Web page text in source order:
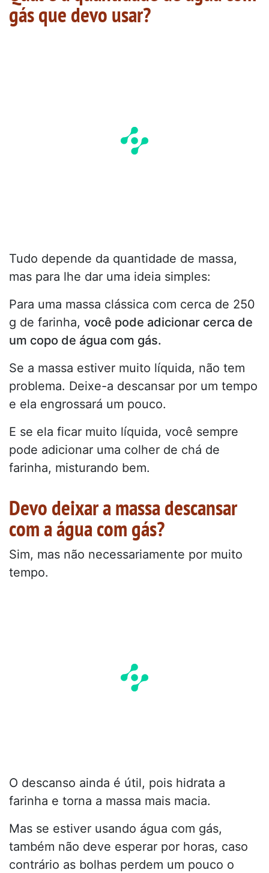
gás que devo usar?
Tudo depende da quantidade de massa,
mas para lhe dar uma ideia simples:
Para uma massa clássica com cerca de 250
g de farinha, você pode adicionar cerca de
um copo de água com gás.
Se a massa estiver muito líquida, não tem
problema. Deixe-a descansar por um tempo
e ela engrossará um pouco.
E se ela ficar muito líquida, você sempre
pode adicionar uma colher de chá de
farinha, misturando bem.
Devo deixar a massa descansar
com a água com gás?
Sim, mas não necessariamente por muito
tempo.
O descanso ainda é útil, pois hidrata a
farinha e torna a massa mais macia.
Mas se estiver usando água com gás,
também não deve esperar por horas, caso
contrário as bolhas perdem um pouco o